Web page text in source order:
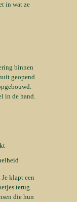
in wat ze
binnen
geopend
in de hand.
klapt een
terug.
die hun